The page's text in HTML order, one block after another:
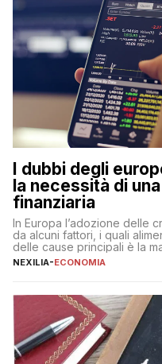
I dubbi degli
la necessità di
finanziaria
In Europa l’adozione delle
da alcuni fattori, i quali
delle cause principali è la
educazione finanziaria, che
sulle criptovalute: […]
NEXILIA-ECONOMIA